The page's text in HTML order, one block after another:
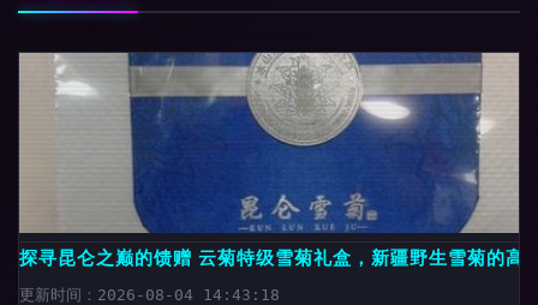
探寻昆仑之巅的馈赠 云菊特级雪菊礼盒，新疆野生雪菊的高
更新时间：2026-08-04 14:43:18